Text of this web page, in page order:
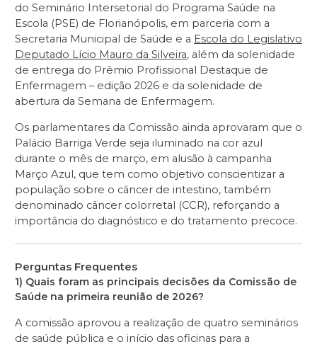
do Seminário Intersetorial do Programa Saúde na
Escola (PSE) de Florianópolis, em parceria com a
Secretaria Municipal de Saúde e a Escola do Legislativo
Deputado Lício Mauro da Silveira, além da solenidade
de entrega do Prêmio Profissional Destaque de
Enfermagem – edição 2026 e da solenidade de
abertura da Semana de Enfermagem.
Os parlamentares da Comissão ainda aprovaram que o
Palácio Barriga Verde seja iluminado na cor azul
durante o mês de março, em alusão à campanha
Março Azul, que tem como objetivo conscientizar a
população sobre o câncer de intestino, também
denominado câncer colorretal (CCR), reforçando a
importância do diagnóstico e do tratamento precoce.
Perguntas Frequentes
1) Quais foram as principais decisões da Comissão de
Saúde na primeira reunião de 2026?
A comissão aprovou a realização de quatro seminários
de saúde pública e o início das oficinas para a